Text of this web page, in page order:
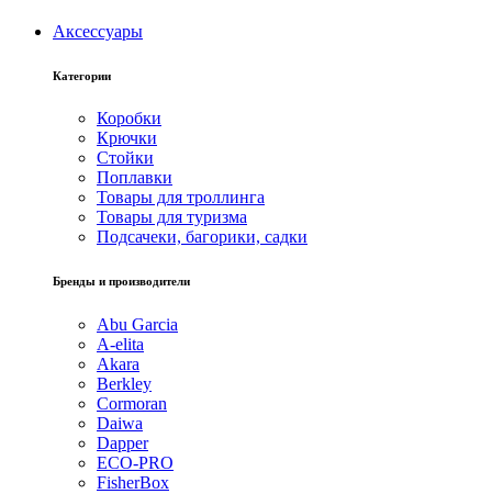
Аксессуары
Категории
Коробки
Крючки
Стойки
Поплавки
Товары для троллинга
Товары для туризма
Подсачеки, багорики, садки
Бренды и производители
Abu Garcia
A-elita
Akara
Berkley
Cormoran
Daiwa
Dapper
ECO-PRO
FisherBox